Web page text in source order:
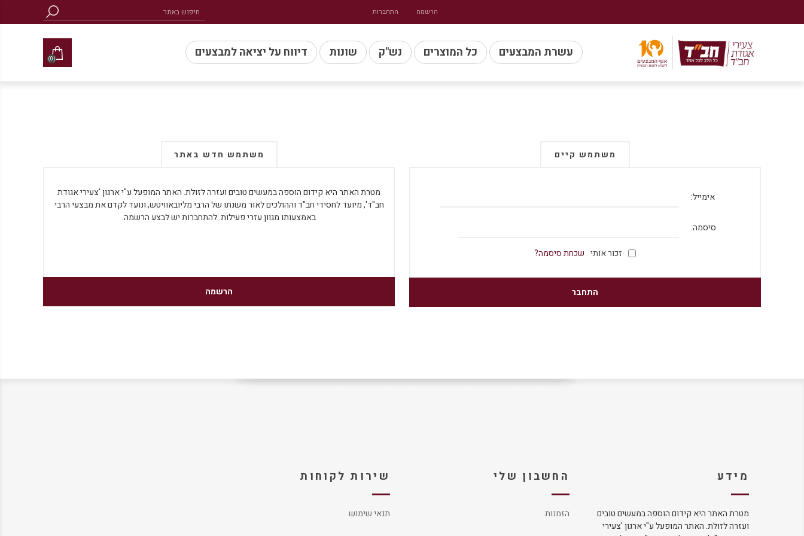
הרשמה התחברות
עשרת המבצעים כל המוצרים נש"ק שונות דיווח על יציאה למבצעים (0)
משתמש חדש באתר
מטרת האתר היא קידום הוספה במעשים טובים ועזרה לזולת. האתר המופעל ע"י ארגון 'צעירי אגודת
חב"ד', מיועד לחסידי חב"ד וההולכים לאור משנתו של הרבי מליובאוויטש, ונועד לקדם את מבצעי הרבי
באמצעותו מגוון עזרי פעילות. להתחברות יש לבצע הרשמה.
משתמש קיים
אימייל:
סיסמה:
זכור אותי שכחת סיסמה?
מידע
מטרת האתר היא קידום הוספה במעשים טובים
ועזרה לזולת. האתר המופעל ע"י ארגון 'צעירי
החשבון שלי
הזמנות
שירות לקוחות
תנאי שימוש